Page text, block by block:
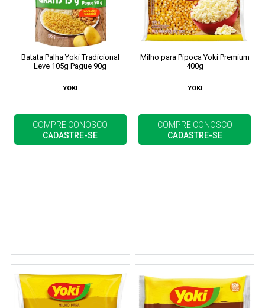
Batata Palha Yoki Tradicional
Leve 105g Pague 90g
YOKI
COMPRE CONOSCO
CADASTRE-SE
Milho para Pipoca Yoki Premium
400g
YOKI
COMPRE CONOSCO
CADASTRE-SE